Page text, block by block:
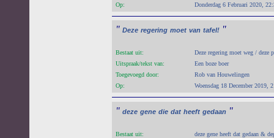
Op:
Donderdag 6 Februari 2020,
" Deze regering moet van tafel! "
Bestaat uit:
Deze regering moet weg / deze
Uitspraak/tekst van:
Een boze boer
Toegevoegd door:
Rob van Houwelingen
Op:
Woensdag 18 December 2019,
" deze gene die dat heeft gedaan "
Bestaat uit:
deze gene heeft dat gedaan &